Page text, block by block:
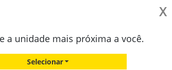
X
a unidade mais próxima a você.
Selecionar